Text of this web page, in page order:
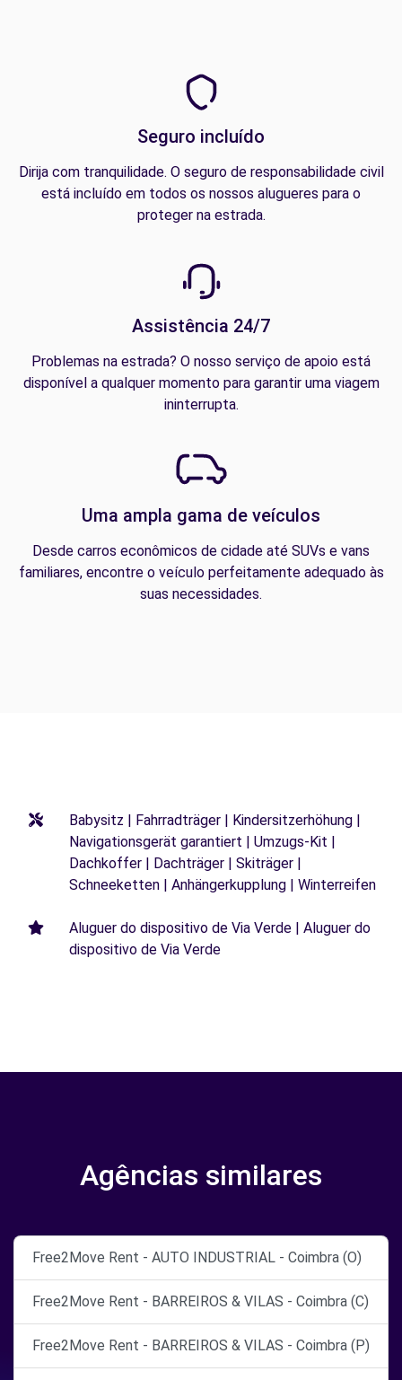
Seguro incluído
Dirija com tranquilidade. O seguro de responsabilidade civil
está incluído em todos os nossos alugueres para o
proteger na estrada.
Assistência 24/7
Problemas na estrada? O nosso serviço de apoio está
disponível a qualquer momento para garantir uma viagem
ininterrupta.
Uma ampla gama de veículos
Desde carros econômicos de cidade até SUVs e vans
familiares, encontre o veículo perfeitamente adequado às
suas necessidades.
Babysitz | Fahrradträger | Kindersitzerhöhung |
Navigationsgerät garantiert | Umzugs-Kit |
Dachkoffer | Dachträger | Skiträger |
Schneeketten | Anhängerkupplung | Winterreifen
Aluguer do dispositivo de Via Verde | Aluguer do
dispositivo de Via Verde
Agências similares
Free2Move Rent - AUTO INDUSTRIAL - Coimbra (O)
Free2Move Rent - BARREIROS & VILAS - Coimbra (C)
Free2Move Rent - BARREIROS & VILAS - Coimbra (P)